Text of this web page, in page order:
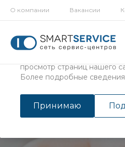
Мы используем файлы
просмотр страниц нашего
Более подробные
Принимаю
О компании Вакансии
Ремонт